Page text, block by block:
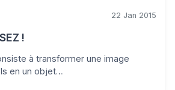
22 Jan 2015
!
à transformer une image
en un objet…